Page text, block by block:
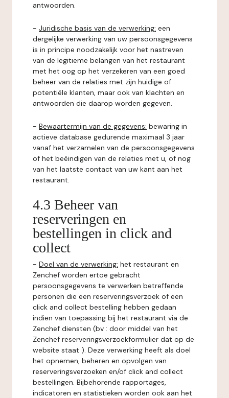
antwoorden.
- Juridische basis van de verwerking: een
dergelijke verwerking van uw persoonsgegevens
is in principe noodzakelijk voor het nastreven
van de legitieme belangen van het restaurant
met het oog op het verzekeren van een goed
beheer van de relaties met zijn huidige of
potentiële klanten, maar ook van klachten en
antwoorden die daarop worden gegeven.
- Bewaartermijn van de gegevens: bewaring in
actieve database gedurende maximaal 3 jaar
vanaf het verzamelen van de persoonsgegevens
of het beëindigen van de relaties met u, of nog
van het laatste contact van uw kant aan het
restaurant.
4.3 Beheer van
reserveringen en
bestellingen in click and
collect
- Doel van de verwerking: het restaurant en
Zenchef worden ertoe gebracht
persoonsgegevens te verwerken betreffende
personen die een reserveringsverzoek of een
click and collect bestelling hebben gedaan
indien van toepassing bij het restaurant via de
Zenchef diensten (bv : door middel van het
Zenchef reserveringsverzoekformulier dat op de
website staat ). Deze verwerking heeft als doel
het opnemen, beheren en opvolgen van
reserveringsverzoeken en/of click and collect
bestellingen. Bijbehorende rapportages,
indicatoren en statistieken worden ook aan het